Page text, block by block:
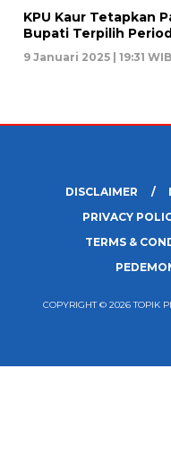
KPU Kaur Tetapkan
Bupati Terpilih
9 Januari 2025 | 19:31 WIB
DISCLAIMER
PRIVACY
TERMS &
COPYRIGHT © 2026 TOPIK